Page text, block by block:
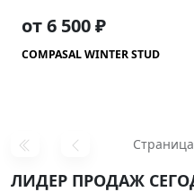
от 6 500 ₽
COMPASAL WINTER STUD
ЛИДЕР ПРОДАЖ